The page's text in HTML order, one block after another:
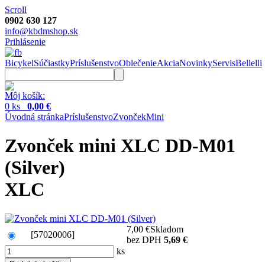
Scroll
0902 630 127
info@kbdmshop.sk
Prihlásenie
BicykelSúčiastkyPríslušenstvoOblečenieAkciaNovinkyServisBellelli
Môj košík:
0 ks 0,00 €
Úvodná stránkaPríslušenstvoZvončekMini
Zvonček mini XLC DD-M01
(Silver)
XLC
[57020006]
7,00 €Skladom
bez DPH 5,69 €
ks